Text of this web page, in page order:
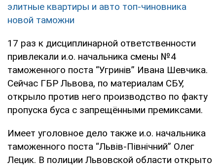
элитные квартиры и авто топ-чиновника
новой таможни
17 раз к дисциплинарной ответственности
привлекали и.о. начальника смены №4
таможенного поста “Угринів” Ивана Шевчика.
Сейчас ГБР Львова, по материалам СБУ,
открыло против него производство по факту
пропуска буса с запрещёнными премиксами.
Имеет уголовное дело также и.о. начальника
таможенного поста “Львів-Північний” Олег
Лецик. В полиции Львовской области открыто